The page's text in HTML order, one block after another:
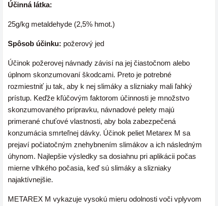
Účinná látka:
25g/kg metaldehyde (2,5% hmot.)
Spôsob účinku: požerový jed
Účinok požerovej návnady závisí na jej čiastočnom alebo
úplnom skonzumovaní škodcami. Preto je potrebné
rozmiestniť ju tak, aby k nej slimáky a slizniaky mali ľahký
prístup. Keďže kľúčovým faktorom účinnosti je množstvo
skonzumovaného prípravku, návnadové pelety majú
primerané chuťové vlastnosti, aby bola zabezpečená
konzumácia smrteľnej dávky. Účinok peliet Metarex M sa
prejaví počiatočným znehybnením slimákov a ich následným
úhynom. Najlepšie výsledky sa dosiahnu pri aplikácii počas
mierne vlhkého počasia, keď sú slimáky a slizniaky
najaktívnejšie.
METAREX M vykazuje vysokú mieru odolnosti voči vplyvom